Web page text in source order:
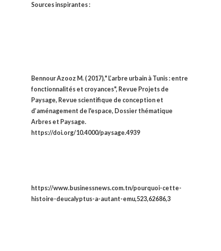
Sources inspirantes :
Bennour Azooz M. ( 2017)," L’arbre urbain à Tunis : entre
fonctionnalités et croyances", Revue Projets de
Paysage, Revue scientifique de conception et
d’aménagement de l'espace, Dossier thématique
Arbres et Paysage.
https://doi.org/10.4000/paysage.4939
https://www.businessnews.com.tn/pourquoi-cette-
histoire-deucalyptus-a-autant-emu,523,62686,3